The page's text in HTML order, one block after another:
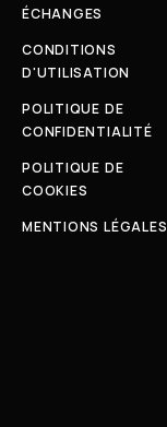
ÉCHANGES
CONDITIONS
D'UTILISATION
POLITIQUE DE
CONFIDENTIALITÉ
POLITIQUE DE
COOKIES
MENTIONS LÉGALES